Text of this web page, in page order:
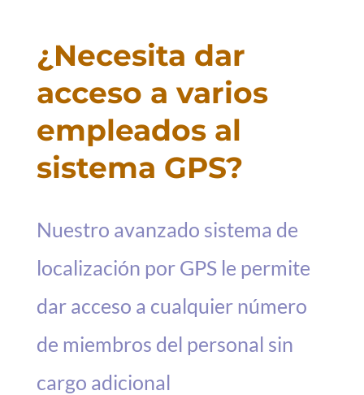
¿Necesita dar
acceso a varios
empleados al
sistema GPS?
Nuestro avanzado sistema de
localización por GPS le permite
dar acceso a cualquier número
de miembros del personal sin
cargo adicional